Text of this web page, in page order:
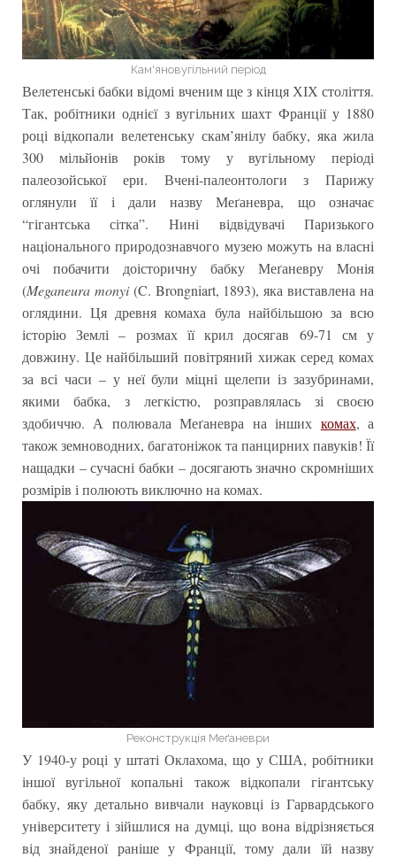
Кам'яновугільний період
Велетенські бабки відомі вченим ще з кінця ХІХ століття.
Так, робітники однієї з вугільних шахт Франції у 1880
році відкопали велетенську скам’янілу бабку, яка жила
300 мільйонів років тому у вугільному періоді
палеозойської ери. Вчені-палеонтологи з Парижу
оглянули її і дали назву Меґаневра, що означає
“гігантська сітка”. Нині відвідувачі Паризького
національного природознавчого музею можуть на власні
очі побачити доісторичну бабку Меґаневру Монія
(Meganeura monyi(C. Brongniart, 1893), яка виставлена на
оглядини. Ця древня комаха була найбільшою за всю
історію Землі – розмах її крил досягав 69-71 см у
довжину. Це найбільший повітряний хижак серед комах
за всі часи – у неї були міцні щелепи із зазубринами,
якими бабка, з легкістю, розправлялась зі своєю
здобиччю. А полювала Меґаневра на інших комах, а
також земноводних, багатоніжок та панцирних павуків! Її
нащадки – сучасні бабки – досягають значно скромніших
розмірів і полюють виключно на комах.
Реконструкція Меґаневри
У 1940-у році у штаті Оклахома, що у США, робітники
іншої вугільної копальні також відкопали гігантську
бабку, яку детально вивчали науковці із Гарвардського
університету і зійшлися на думці, що вона відрізняється
від знайденої раніше у Франції, тому дали їй назву